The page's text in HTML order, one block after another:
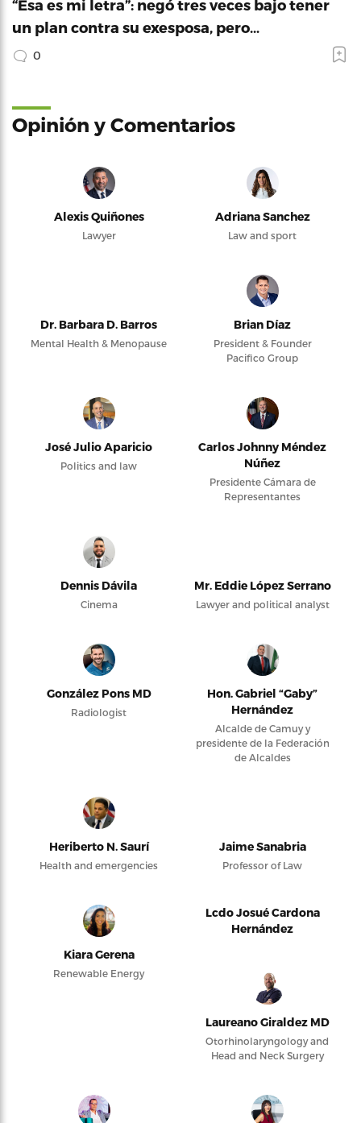
“Esa es mi letra”: negó tres veces bajo tener
un plan contra su exesposa, pero…
0
Opinión y Comentarios
Alexis Quiñones
Lawyer
Adriana Sanchez
Law and sport
Dr. Barbara D. Barros
Mental Health & Menopause
Brian Díaz
President & Founder
Pacifico Group
José Julio Aparicio
Politics and law
Carlos Johnny Méndez
Núñez
Presidente Cámara de
Representantes
Dennis Dávila
Cinema
Mr. Eddie López Serrano
Lawyer and political analyst
González Pons MD
Radiologist
Hon. Gabriel “Gaby”
Hernández
Alcalde de Camuy y
presidente de la Federación
de Alcaldes
Heriberto N. Saurí
Health and emergencies
Jaime Sanabria
Professor of Law
Kiara Gerena
Renewable Energy
Lcdo Josué Cardona
Hernández
Laureano Giraldez MD
Otorhinolaryngology and
Head and Neck Surgery